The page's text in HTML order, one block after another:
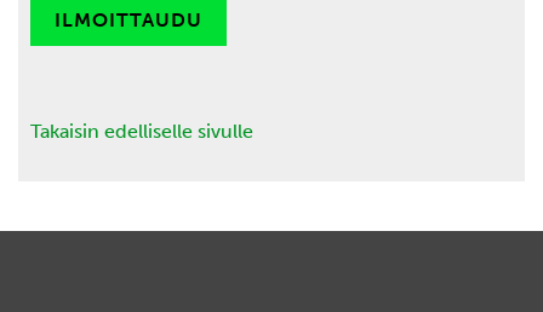
ILMOITTAUDU
Takaisin edelliselle sivulle